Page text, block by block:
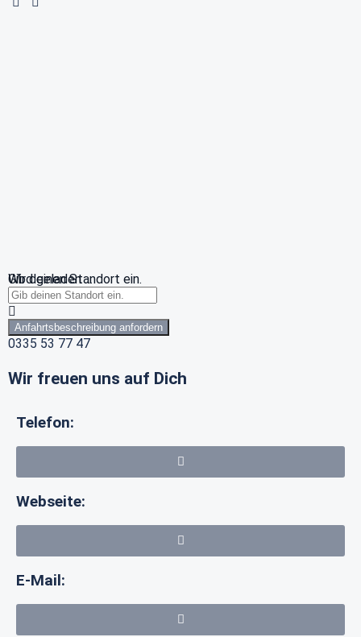
Wird geladen …
Gib deinen Standort ein.
Anfahrtsbeschreibung anfordern
0335 53 77 47
Wir freuen uns auf Dich
Telefon:
Webseite:
E-Mail: